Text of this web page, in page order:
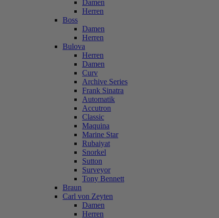
Damen
Herren
Boss
Damen
Herren
Bulova
Herren
Damen
Curv
Archive Series
Frank Sinatra
Automatik
Accutron
Classic
Maquina
Marine Star
Rubaiyat
Snorkel
Sutton
Surveyor
Tony Bennett
Braun
Carl von Zeyten
Damen
Herren